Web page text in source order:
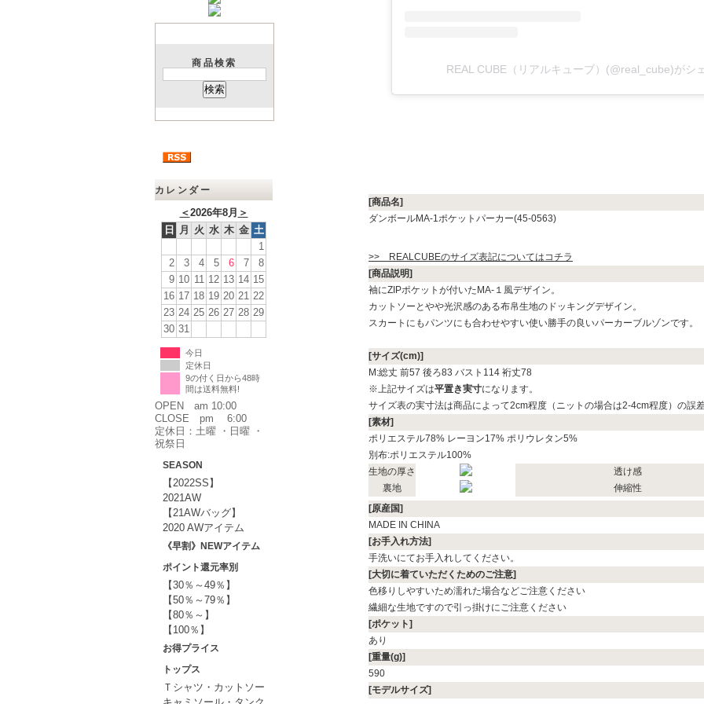
商品検索
カレンダー
＜2026年8月 ＞
日
月 火 水 木 金 土
1
2
3 4 5 6 7
8
9 10 11 12 13 14 15
16 17 18 19 20 21 22
23 24 25 26 27 28 29
30 31
今日
定休日
9の付く日から48時
間は送料無料!
OPEN am 10:00
CLOSE pm 6:00
定休日：土曜 ・日曜 ・
祝祭日
SEASON
【2022SS】
2021AW
【21AWバッグ】
2020 AWアイテム
《早割》NEWアイテム
ポイント還元率別
【30％～49％】
【50％～79％】
【80％～】
【100％】
お得プライス
トップス
Ｔシャツ・カットソー
REAL CUBE（リアルキューブ）(@real_cube)がシ
[商品名]
ダンボールMA-1ポケットパーカー(45-0563)
>> REALCUBEのサイズ表記についてはコチラ
[商品説明]
袖にZIPポケットが付いたMA-１風デザイン。
カットソーとやや光沢感のある布帛生地のドッキングデザイン。
スカートにもパンツにも合わせやすい使い勝手の良いパーカーブルゾンです。
[サイズ(cm)]
M:総丈 前57 後ろ83 バスト114 裄丈78
※上記サイズは平置き実寸になります。
サイズ表の実寸法は商品によって2cm程度（ニットの場合は2-4cm程度）の誤
[素材]
ポリエステル78% レーヨン17% ポリウレタン5%
別布:ポリエステル100%
生地の厚さ
透け感
裏地
伸縮性
[原産国]
MADE IN CHINA
[お手入れ方法]
手洗いにてお手入れしてください。
[大切に着ていただくためのご注意]
色移りしやすいため濡れた場合などご注意ください
繊細な生地ですので引っ掛けにご注意ください
[ポケット]
あり
[重量(g)]
590
[モデルサイズ]